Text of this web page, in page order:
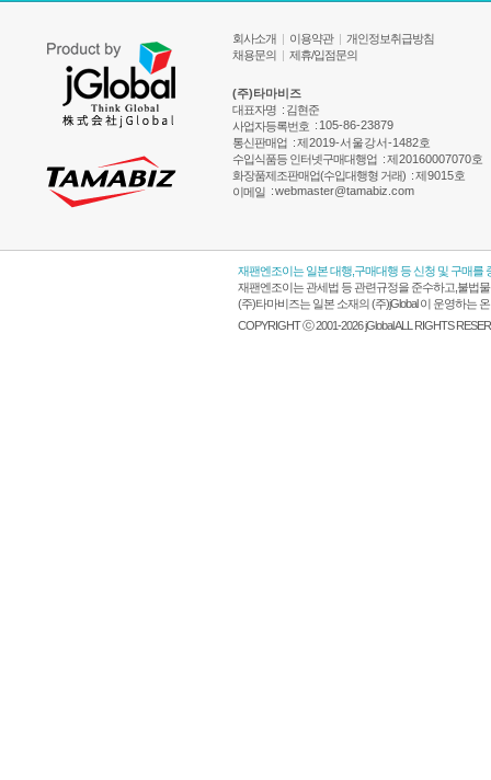
회사소개 이용약관
개인정보취급방침
채용문의
제휴/입점문의
(주)타마비즈
대표자명 : 김현준
사업자등록번호 : 105-86-23879
통신판매업 :제2019-서울강서-1482호
수입식품등 인터넷구매대행업 :제20160007070호
화장품제조판매업(수입대행형 거래) :제9015호
이메일 :webmaster@tamabiz.com
재팬엔조이는 일본 대행,구매대행 등 신청 및 구매
재팬엔조이는 관세법 등 관련규정을 준수하고,불법
(주)타마비즈는 일본 소재의 (주)jGlobal 이 운영하는
COPYRIGHT ⓒ 2001-2026 jGlobal ALL RIGHTS